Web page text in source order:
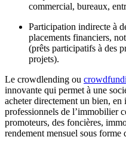
commercial, bureaux,
Participation indirecte à
placements financiers,
(prêts participatifs à des
projets).
Le crowdlending ou
innovante qui permet à une
acheter directement un bien, en
professionnels de l’immobilier
promoteurs, des foncières,
rendement mensuel sous forme